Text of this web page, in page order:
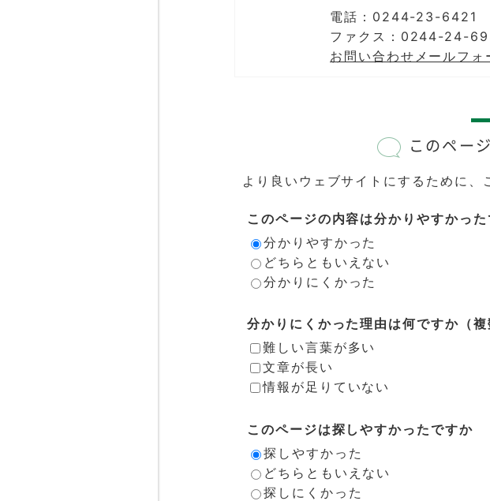
電話：0244-23-6421
ファクス：0244-24-
お問い合わせメールフォ
このペー
より良いウェブサイトにするために、
このページの内容は分かりやすかっ
分かりやすかった
どちらともいえない
分かりにくかった
分かりにくかった理由は何ですか（複
難しい言葉が多い
文章が長い
情報が足りていない
このページは探しやすかったですか
探しやすかった
どちらともいえない
探しにくかった